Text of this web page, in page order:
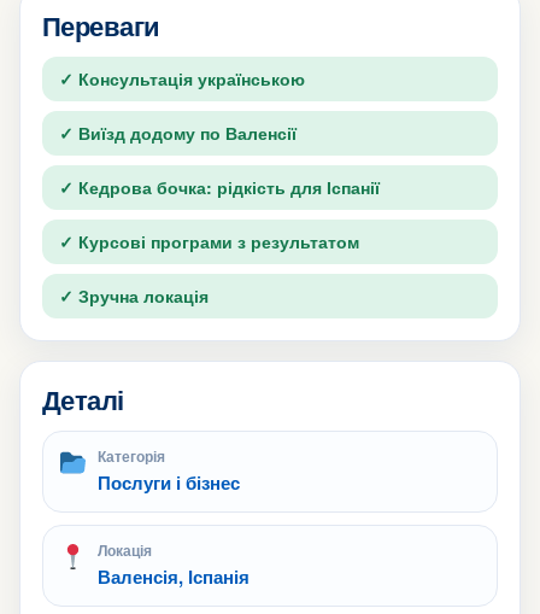
Переваги
✓ Консультація українською
✓ Виїзд додому по Валенсії
✓ Кедрова бочка: рідкість для Іспанії
✓ Курсові програми з результатом
✓ Зручна локація
Деталі
Категорія
Послуги і бізнес
Локація
Валенсія, Іспанія